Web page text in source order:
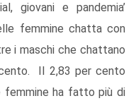
giovani e pandemia’
femmine chatta con
i maschi che chattano
Il 2,83 per cento
femmine ha fatto più di